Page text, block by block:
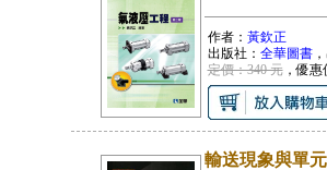
作者： 黃欽正
出版社： 全華圖書
定價：340 元，優惠
輸送現象與單